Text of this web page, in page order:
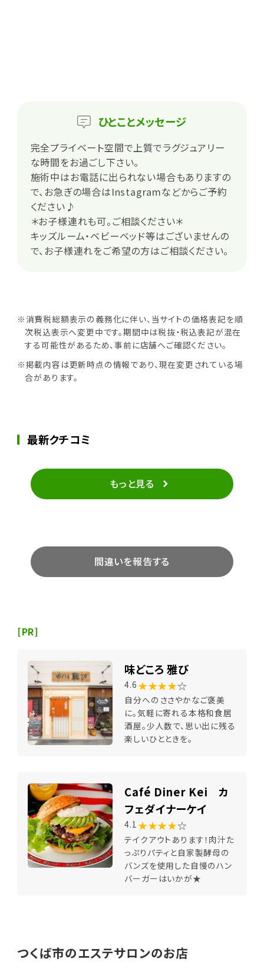
ひとことメッセージ
完全プライベート空間で上質でラグジュアリー
な時間をお過ごし下さい。
施術中はお電話に出られない場合もありますの
で、お急ぎの場合はInstagramなどからご予約
ください♪
＊お子様連れも可。ご相談ください＊
キッズルーム・ベビーベッド等はございませんの
で、お子様連れをご希望の方はご相談ください。
※消費税総額表示の義務化に伴い、当サイトの価格表記を順
次税込表示へ変更中です。期間中は税抜・税込表記が混在
する可能性があるため、事前に店舗へご確認ください。
※掲載内容は更新時点の情報であり、現在変更されている場
合があります。
最新クチコミ
もっと見る
間違いを報告する
[PR]
味どころ 雅び
4.6 ★★★★☆
自分へのささやかなご褒美
に。気軽に寄れる本格和食居
酒屋。少人数で、思い出に残る
楽しいひとときを。
Café Diner Kei カ
フェダイナーケイ
4.1 ★★★★☆
テイクアウトあります！肉汁た
っぷりパティと自家製酵母の
バンズを使用した自慢のハン
バーガーはいかが★
つくば市のエステサロンのお店